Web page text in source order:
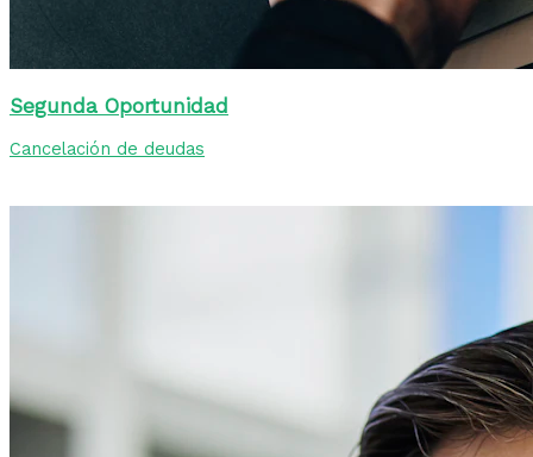
Segunda Oportunidad
Cancelación de deudas